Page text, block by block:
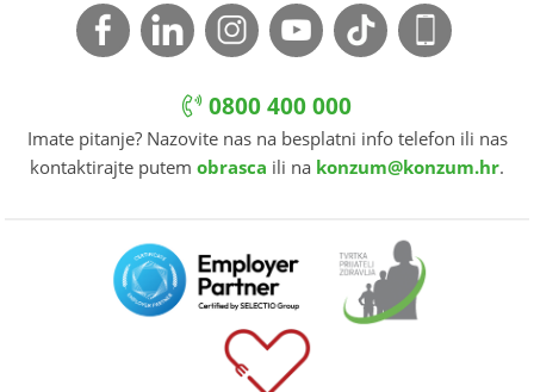
0800 400 000
Imate pitanje? Nazovite nas na besplatni info telefon ili nas
kontaktirajte putem obrasca ili na konzum@konzum.hr.